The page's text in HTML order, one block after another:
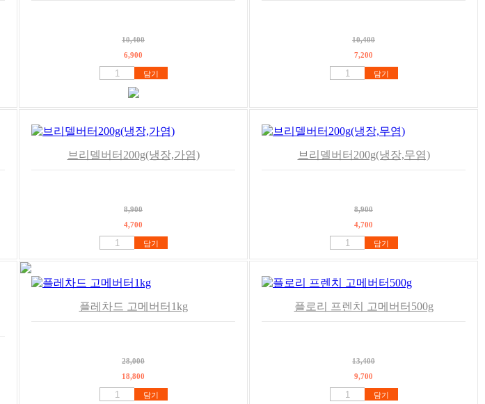
10,400
6,900
담기
10,400
7,200
담기
브리델버터200g(냉장,가염)
8,900
4,700
담기
브리델버터200g(냉장,무염)
8,900
4,700
담기
플레차드 고메버터1kg
28,000
18,800
담기
플로리 프렌치 고메버터500g
13,400
9,700
담기